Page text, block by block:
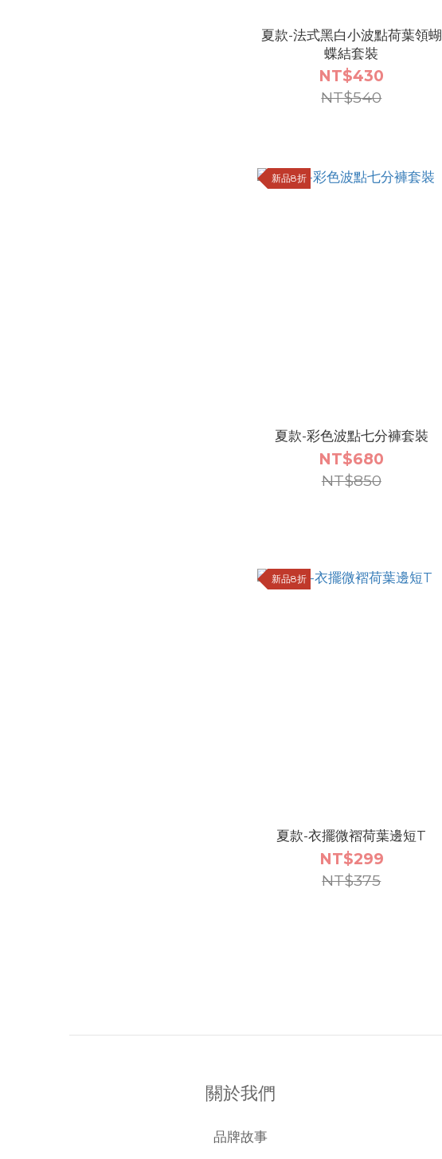
夏款-法式黑白小波點荷葉領蝴
蝶結套裝
NT$430
NT$540
新品8折
夏款-彩色波點七分褲套裝
NT$680
NT$850
新品8折
夏款-衣擺微褶荷葉邊短T
NT$299
NT$375
關於我們
品牌故事